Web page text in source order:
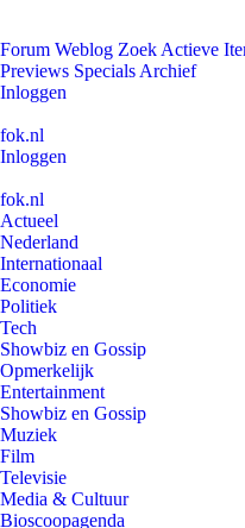
Forum Weblog Zoek Actieve
Previews Specials Archief
Inloggen
fok.nl
Inloggen
fok.nl
Actueel
Nederland
Internationaal
Economie
Politiek
Tech
Showbiz en Gossip
Opmerkelijk
Entertainment
Showbiz en Gossip
Muziek
Film
Televisie
Media & Cultuur
Bioscoopagenda